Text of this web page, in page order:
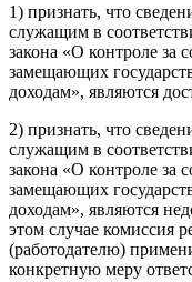
1) признать, что
служащим в
закона «О контроле за
замещающих
доходам», являются
2) признать, что
служащим в
закона «О контроле за
замещающих
доходам», являются
этом случае комиссия
(работодателю)
конкретную меру